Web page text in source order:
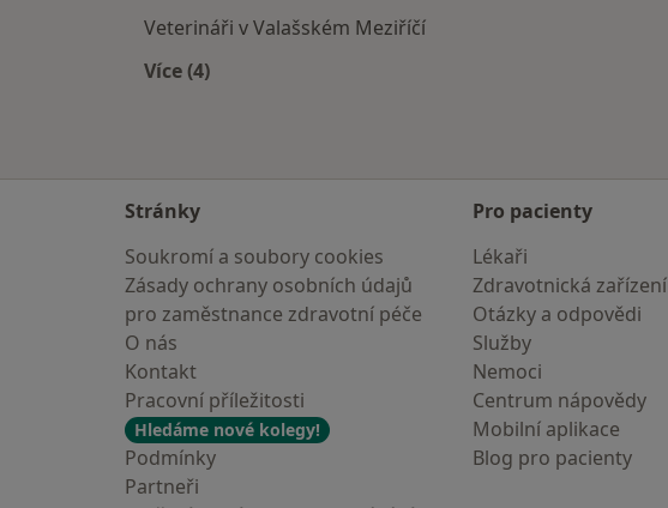
Veterináři v Valašském Meziříčí
Více (4)
Stránky
Soukromí a soubory cookies
Zásady ochrany osobních údajů
pro zaměstnance zdravotní péče
O nás
Kontakt
Pracovní příležitosti
Hledáme nové kolegy!
Podmínky
Partneři
Pro pacienty
Lékaři
Zdravotnická zařízení
Otázky a odpovědi
Služby
Nemoci
Centrum nápovědy
Mobilní aplikace
Blog pro pacienty